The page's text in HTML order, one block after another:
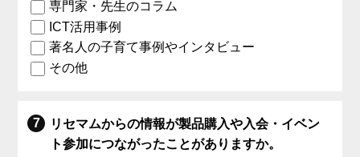
専門家・先生のコラム
ICT活用事例
著名人の子育て事例やインタビュー
その他
リセマムからの情報が製品購入や入会・イベン
ト参加につながったことがありますか。